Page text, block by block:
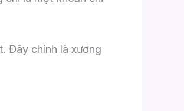
Đây chính là xương